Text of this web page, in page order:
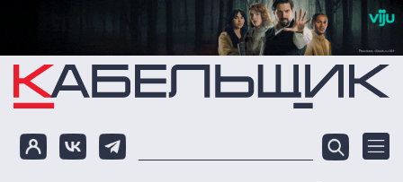
Перейти к основному содержанию